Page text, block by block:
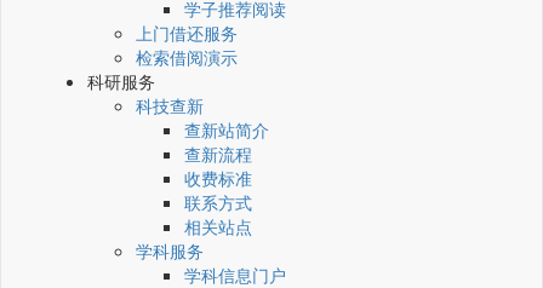
学子推荐阅读
上门借还服务
检索借阅演示
科研服务
科技查新
查新站简介
查新流程
收费标准
联系方式
相关站点
学科服务
学科信息门户